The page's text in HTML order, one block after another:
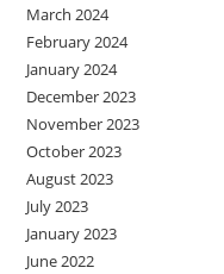
March 2024
February 2024
January 2024
December 2023
November 2023
October 2023
August 2023
July 2023
January 2023
June 2022